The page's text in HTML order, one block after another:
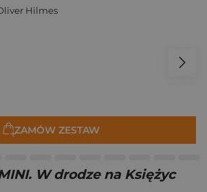
Hilmes
ZAMÓW ZESTAW
W drodze na Księżyc